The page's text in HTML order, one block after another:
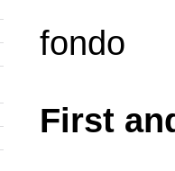
fondo
First